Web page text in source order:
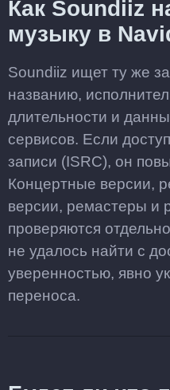
Как Soundiiz
музыку в
Soundiiz ищет ту же
названию,
длительности и
сервисов. Если
записи (ISRC), он
Концертные версии,
версии, ремастеры и
проверяются
не удалось найти с
уверенностью, явно
переноса.